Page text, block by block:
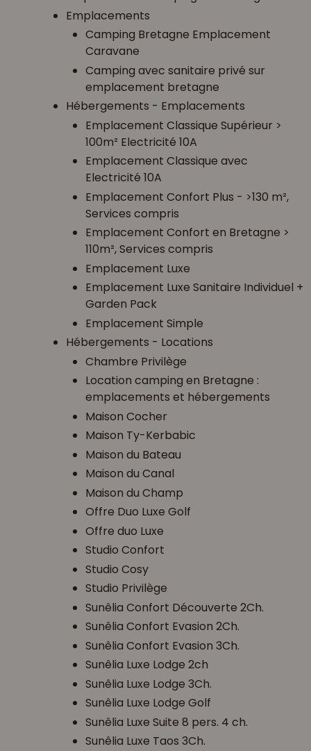
Emplacements
Camping Bretagne Emplacement
Caravane
Camping avec sanitaire privé sur
emplacement bretagne
Hébergements - Emplacements
Emplacement Classique Supérieur >
100m² Electricité 10A
Emplacement Classique avec
Electricité 10A
Emplacement Confort Plus - >130 m²,
Services compris
Emplacement Confort en Bretagne >
110m², Services compris
Emplacement Luxe
Emplacement Luxe Sanitaire Individuel +
Garden Pack
Emplacement Simple
Hébergements - Locations
Chambre Privilège
Location camping en Bretagne :
emplacements et hébergements
Maison Cocher
Maison Ty-Kerbabic
Maison du Bateau
Maison du Canal
Maison du Champ
Offre Duo Luxe Golf
Offre duo Luxe
Studio Confort
Studio Cosy
Studio Privilège
Sunêlia Confort Découverte 2Ch.
Sunêlia Confort Evasion 2Ch.
Sunêlia Confort Evasion 3Ch.
Sunêlia Luxe Lodge 2ch
Sunêlia Luxe Lodge 3Ch.
Sunêlia Luxe Lodge Golf
Sunêlia Luxe Suite 8 pers. 4 ch.
Sunêlia Luxe Taos 3Ch.